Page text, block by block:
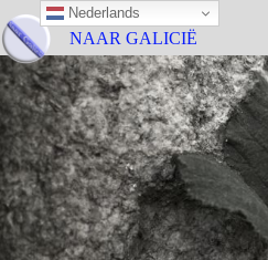
NAAR GALICIË
Nederlands